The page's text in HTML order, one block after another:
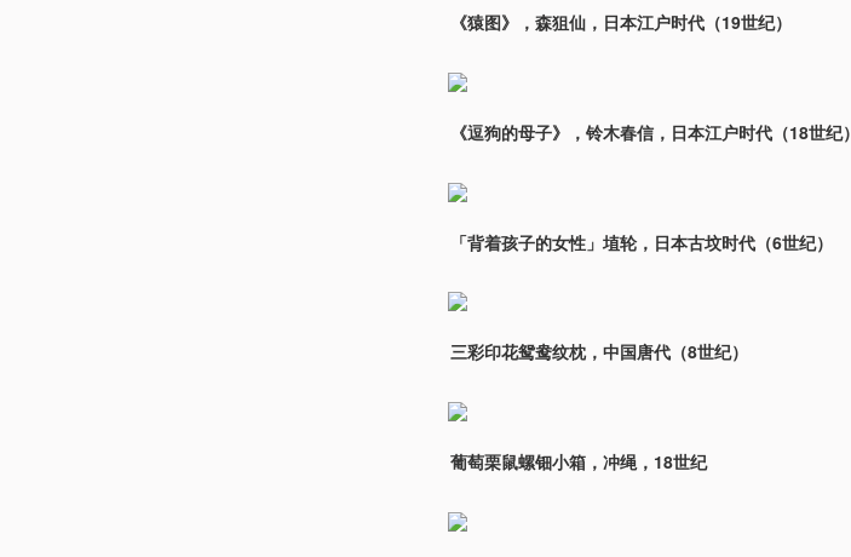
《猿图》，森狙仙，日本江户时代（19世纪）
《逗狗的母子》，铃木春信，日本江户时代（18世纪）
「背着孩子的女性」埴轮，日本古坟时代（6世纪）
三彩印花鸳鸯纹枕，中国唐代（8世纪）
葡萄栗鼠螺钿小箱，冲绳，18世纪